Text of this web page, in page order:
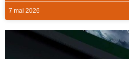
7 mai 2026